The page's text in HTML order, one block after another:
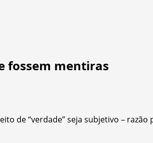
fossem mentiras
de “verdade” seja subjetivo –